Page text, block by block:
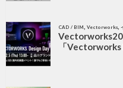
CAD / BIM Vectorworks,
「